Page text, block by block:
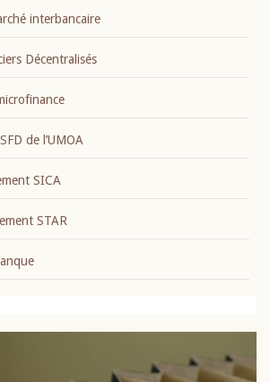
interbancaire
Décentralisés
de l’UMOA
SICA
STAR